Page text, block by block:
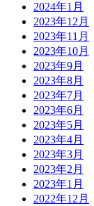
2024年1月
2023年12月
2023年11月
2023年10月
2023年9月
2023年8月
2023年7月
2023年6月
2023年5月
2023年4月
2023年3月
2023年2月
2023年1月
2022年12月